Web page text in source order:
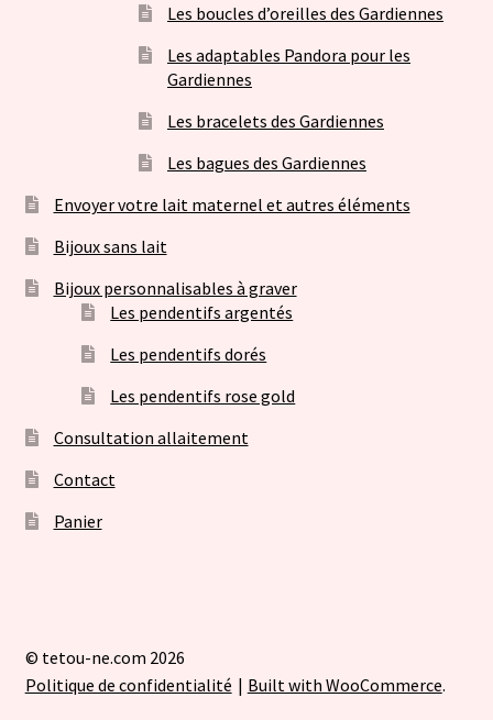
Les boucles d’oreilles des Gardiennes
Les adaptables Pandora pour les
Gardiennes
Les bracelets des Gardiennes
Les bagues des Gardiennes
Envoyer votre lait maternel et autres éléments
Bijoux sans lait
Bijoux personnalisables à graver
Les pendentifs argentés
Les pendentifs dorés
Les pendentifs rose gold
Consultation allaitement
Contact
Panier
© tetou-ne.com 2026
Politique de confidentialité
Built with WooCommerce.